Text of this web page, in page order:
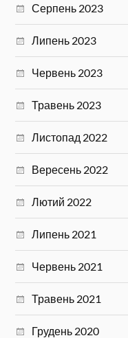
Серпень 2023
Липень 2023
Червень 2023
Травень 2023
Листопад 2022
Вересень 2022
Лютий 2022
Липень 2021
Червень 2021
Травень 2021
Грудень 2020